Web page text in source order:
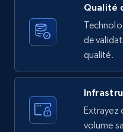
1.9K+ 323+
Asin, URL, Name,
price, Currency, Sold,
Qualité
de
qualité.
Extrayez
volume